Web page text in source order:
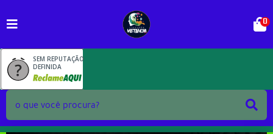
SEM REPUTAÇÃO
DEFINIDA
0